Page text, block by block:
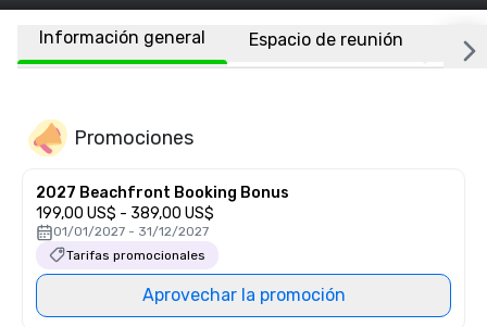
Información general Espacio de reunión
Promociones
2027 Beachfront Booking Bonus
199,00 US$ - 389,00 US$
01/01/2027 - 31/12/2027
Tarifas promocionales
Aprovechar la promoción